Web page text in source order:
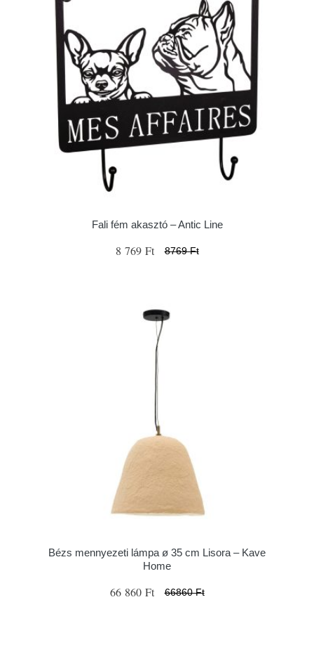
Fali fém akasztó – Antic Line
8 769 Ft 8769 Ft
Bézs mennyezeti lámpa ø 35 cm Lisora – Kave
Home
66 860 Ft 66860 Ft